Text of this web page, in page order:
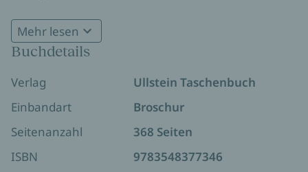
und Löwen, vom Barfußlaufen durch die Savanne,
von langen Nächten unterm Sternenhimmel — und
von einem Leben, das endlich richtig beginnt.
Mehr lesen
Buchdetails
Verlag
Ullstein Taschenbuch
Einbandart
Broschur
Seitenanzahl
368 Seiten
ISBN
9783548377346